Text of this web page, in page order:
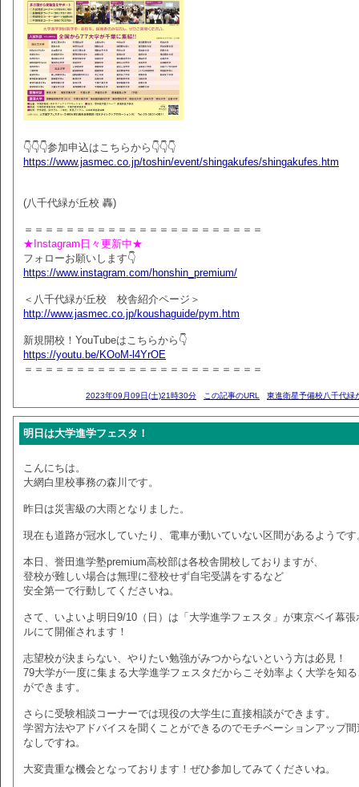
👇👇👇参加申込はこちらから👇👇👇
https://www.jasmec.co.jp/toshin/event/shingakufes/shingakufes.htm
(八千代緑が丘校 轟)
＝＝＝＝＝＝＝＝＝＝＝＝＝＝＝＝＝＝＝＝＝＝＝
★Instagram日々更新中★
フォローお願いします👇
https://www.instagram.com/honshin_premium/
＜八千代緑が丘校 校舎紹介ページ＞
http://www.jasmec.co.jp/koushaguide/pym.htm
新規開校！YouTubeはこちらから👇
https://youtu.be/KOoM-l4YrOE
＝＝＝＝＝＝＝＝＝＝＝＝＝＝＝＝＝＝＝＝＝＝＝
2023年09月09日(土)21時30分 この記事のURL 東進衛星予備校八千代緑
明日は大学進学フェスタ！
こんにちは。
大網白里校事務の森川です。
昨日は災害級の大雨となりました。
現在も道路が冠水していたり、電車が動いていない区間があるようです
本日、誉田進学塾premium高校部は各校舎開校しておりますが、
登校が難しい場合は無理に登校せず自宅受講をするなど
安全第一で行動してくださいね。
さて、いよいよ明日9/10（日）は「大学進学フェスタ」が東京ベイ幕張
ルにて開催されます！
志望校が決まらない、やりたい勉強がみつからないという方は必見！
79大学が一度に集まる大学進学フェスタだからこそ効率よく大学を知
ができます。
さらに受験相談コーナーでは現役の大学生に直接相談ができます。
学習方法やアドバイスを聞くことができるのでモチベーションアップ間
なしですね。
大変貴重な機会となっております！ぜひ参加してみてくださいね。